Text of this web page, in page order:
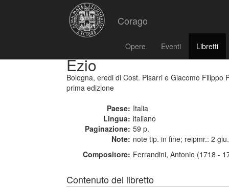
Corago
Opere Eventi Libretti
Ezio
Bologna, eredi di Cost. Pisarri e Giacomo Filippo
prima edizione
Paese: Italia
Lingua: italiano
Paginazione: 59 p.
Note: note tip. in fine; reipmr.: 2
Compositore: Ferrandini, Antonio (1718 -
Contenuto del libretto